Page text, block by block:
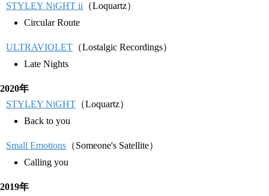
STYLEY NiGHT ii （Loquartz）
Circular Route
ULTRAVIOLET （Lostalgic Recordings）
Late Nights
2020年
STYLEY NiGHT （Loquartz）
Back to you
Small Emotions （Someone's Satellite）
Calling you
2019年